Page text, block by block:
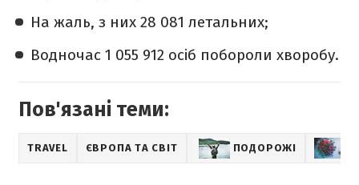
На жаль, з них 28 081 летальних;
Водночас 1 055 912 осіб побороли хворобу.
Пов'язані теми:
TRAVEL ЄВРОПА ТА СВІТ ПОДОРОЖІ